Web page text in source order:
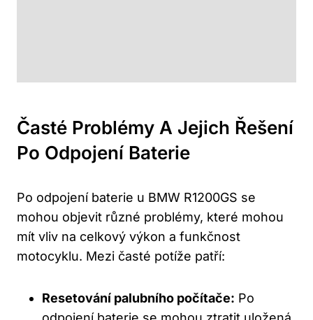
Časté Problémy A Jejich Řešení
Po Odpojení Baterie
Po odpojení baterie u BMW R1200GS se
mohou objevit různé problémy, které mohou
mít vliv na celkový výkon a funkčnost
motocyklu. Mezi časté potíže patří:
Resetování palubního počítače: Po